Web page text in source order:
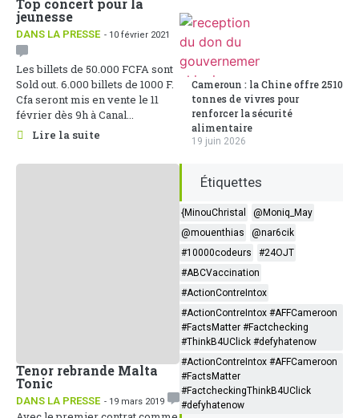
Top concert pour la
jeunesse
DANS LA PRESSE - 10 février 2021
Les billets de 50.000 FCFA sont
Sold out. 6.000 billets de 1000 F.
Cfa seront mis en vente le 11
février dès 9h à Canal...
Lire la suite
Tenor rebrande Malta
Tonic
DANS LA PRESSE - 19 mars 2019
Cameroun : la Chine offre 2510
tonnes de vivres pour
renforcer la sécurité
alimentaire
19 juin 2026
Étiquettes
{MinouChristal
@Moniq_May
@mouenthias
@nar6cik
#10000codeurs
#24OJT
#ABCVaccination
#ActionContreIntox
#ActionContreIntox #AFFCameroon
#FactsMatter #Factchecking
#ThinkB4UClick #defyhatenow
#ActionContreIntox #AFFCameroon
#FactsMatter
#FactcheckingThinkB4UClick
#defyhatenow